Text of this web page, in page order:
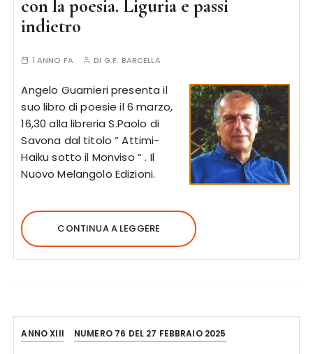
con la poesia. Liguria e passi
indietro
1 ANNO FA DI G.F. BARCELLA
Angelo Guarnieri presenta il
suo libro di poesie il 6 marzo,
16,30 alla libreria S.Paolo di
Savona dal titolo “ Attimi-
Haiku sotto il Monviso “ . Il
Nuovo Melangolo Edizioni.
CONTINUA A LEGGERE
ANNO XIII NUMERO 76 DEL 27 FEBBRAIO 2025